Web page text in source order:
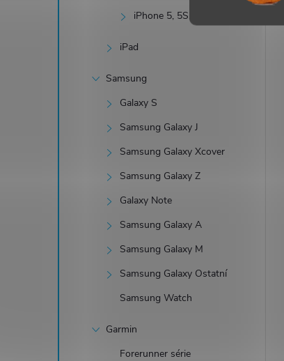
iPhone 5, 5S, SE
iPad
Samsung
Galaxy S
Samsung Galaxy J
Samsung Galaxy Xcover
Samsung Galaxy Z
Galaxy Note
Samsung Galaxy A
Samsung Galaxy M
Samsung Galaxy Ostatní
Samsung Watch
Garmin
Forerunner série